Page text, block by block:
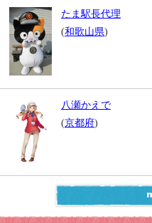
たま駅長代理
(和歌山県)
八瀬かえで
(京都府)